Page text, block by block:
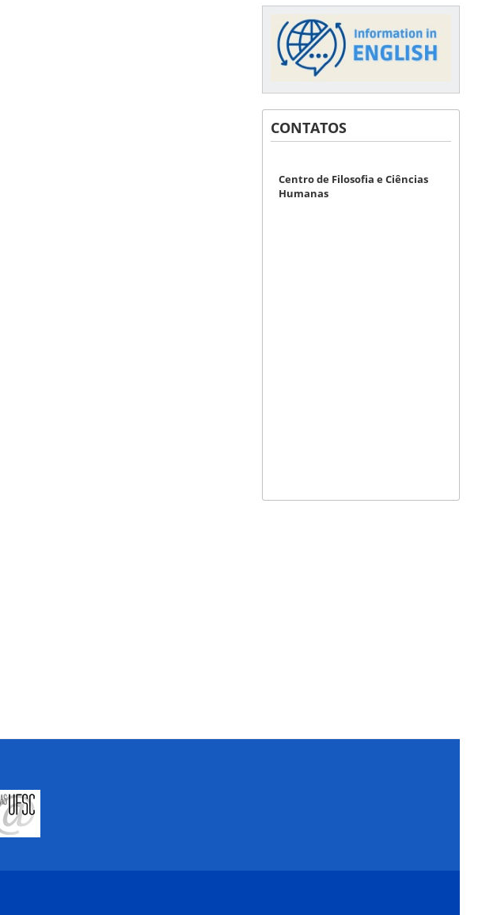
CONTATOS
Centro de Filosofia e Ciências
Humanas